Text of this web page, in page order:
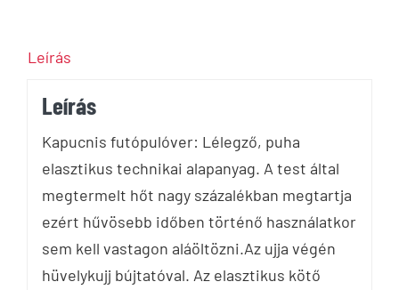
Leírás
Leírás
Kapucnis futópulóver: Lélegző, puha
elasztikus technikai alapanyag. A test által
megtermelt hőt nagy százalékban megtartja
ezért hűvösebb időben történő használatkor
sem kell vastagon aláöltözni.Az ujja végén
hüvelykujj bújtatóval. Az elasztikus kötő